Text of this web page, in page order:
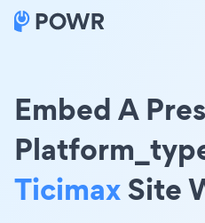
Embed A
TicimaxSite